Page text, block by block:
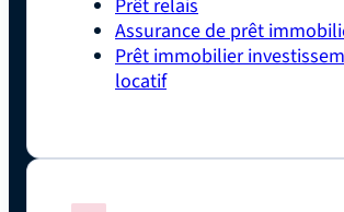
Prêt relais
Assurance de prêt
Prêt immobilier
locatif